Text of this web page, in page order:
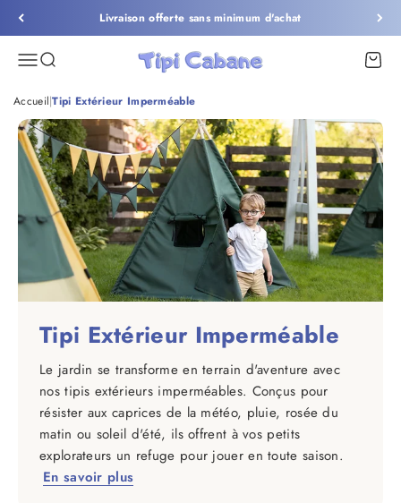
Passer au contenuLivraison offerte sans minimum d'achat
MenuRecherche Tipi Cabane Panier
Accueil|Tipi Extérieur Imperméable
Tipi Extérieur Imperméable
Le jardin se transforme en terrain d'aventure avec
nos tipis extérieurs imperméables. Conçus pour
résister aux caprices de la météo, pluie, rosée du
matin ou soleil d'été, ils offrent à vos petits
explorateurs un refuge pour jouer en toute saison.
En savoir plus